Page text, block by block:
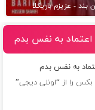
بند - عزیزم باریکلا
اعتماد به نفس بدم
به نفس بدم
بکس را از “اونلی دیجی”